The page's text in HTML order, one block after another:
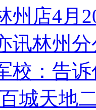
讯林州
校：告
城天地
军校军